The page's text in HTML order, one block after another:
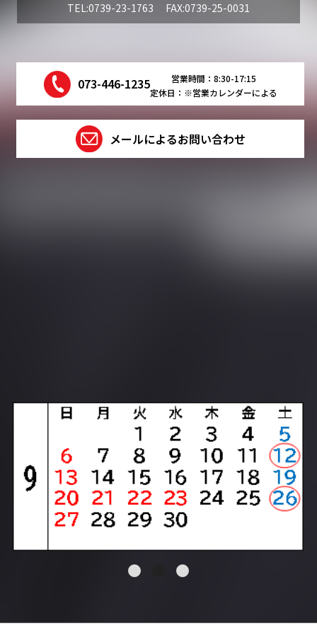
TEL:0739-23-1763 FAX:0739-25-0031
073-446-1235
営業時間：8:30-17:15
定休日：※営業カレンダーによる
メールによるお問い合わせ